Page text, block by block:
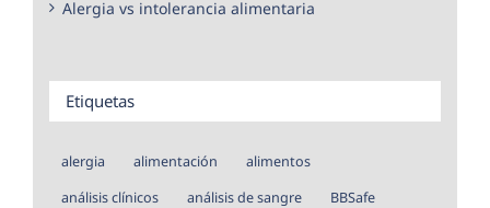
Alergia vs intolerancia alimentaria
Etiquetas
alergia alimentación
alimentos
análisis clínicos
análisis de sangre
BBSafe